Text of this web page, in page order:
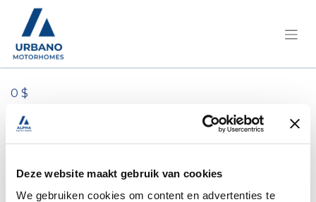
Deze website maakt gebruik van cookies
We gebruiken cookies om content en advertenties te
0 $
Tous les produits
divers (kopie)